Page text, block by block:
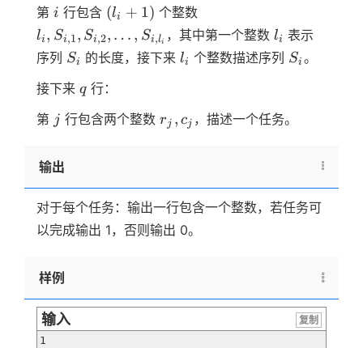
第 i
i 行包含 (l_i
1)
(li + 1) 个整数l_i,
S_{i,1},
S_{i,2},
\dots ,
li , Si,1, Si,2, … , Si,li ，其中第一个整数 l_i
li 表示
序列 S_i
Si 的长度，接下来l_i
li 个整数描述序列 S_i
Si 。
接下来 q
q行：
第 jj 行包含两个整数r_j,
rj , cj ，描述一个任务。
输出
对于每个任务：输出一行包含一个整数，若任务可
以完成输出 1，否则输出 0。
样例
输入
复制
1